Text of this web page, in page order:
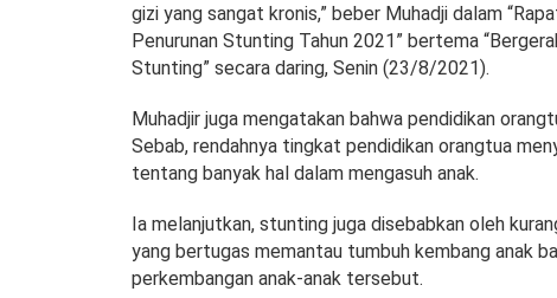
gizi yang sangat kronis,” beber Muhadji dalam
Penurunan Stunting Tahun 2021” bertema
Stunting” secara daring, Senin (23/8/2021).
Muhadjir juga mengatakan bahwa pendidikan
Sebab, rendahnya tingkat pendidikan orangtua
tentang banyak hal dalam mengasuh anak.
Ia melanjutkan, stunting juga disebabkan oleh
yang bertugas memantau tumbuh kembang anak
perkembangan anak-anak tersebut.